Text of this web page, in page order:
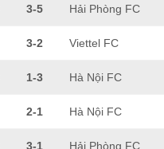
3-5 Hải Phòng FC
3-2 Viettel FC
1-3 Hà Nội FC
2-1 Hà Nội FC
3-1 Hải Phòng FC